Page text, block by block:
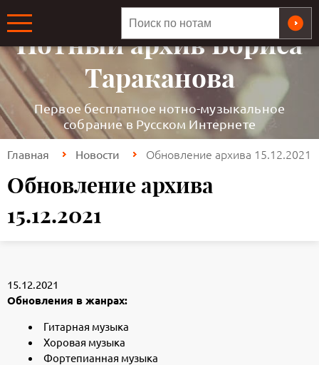
Нотный архив Бориса
Тараканова
Первое бесплатное нотно-музыкальное
собрание в Русском Интернете
Главная Новости Обновление архива 15.12.2021
Обновление архива
15.12.2021
15.12.2021
Обновления в жанрах:
Гитарная музыка
Хоровая музыка
Фортепианная музыка